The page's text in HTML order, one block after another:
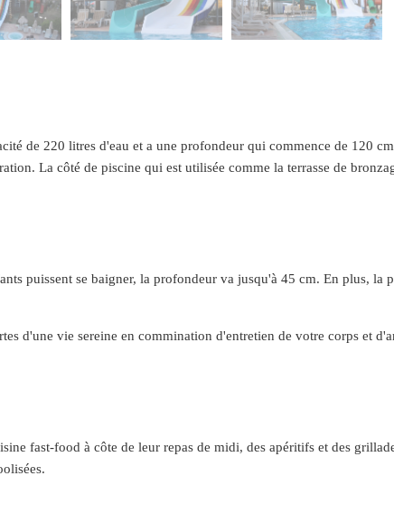
de 220 litres d'eau et a une profondeur qui commence de 120
La côté de piscine qui est utilisée comme la terrasse de
puissent se baigner, la profondeur va jusqu'à 45 cm. En plus, la
d'une vie sereine en commination d'entretien de votre corps et
fast-food à côte de leur repas de midi, des apéritifs et des